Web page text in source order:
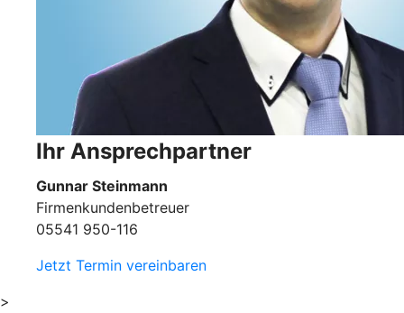
Ihr Ansprechpartner
Gunnar Steinmann
Firmenkundenbetreuer
05541 950-116
Jetzt Termin vereinbaren
>